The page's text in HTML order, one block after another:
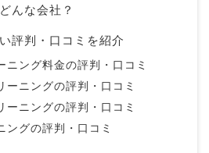
んな会社？
評判・口コミを紹介
ニング料金の評判・口コミ
ーニングの評判・口コミ
ーニングの評判・口コミ
ングの評判・口コミ